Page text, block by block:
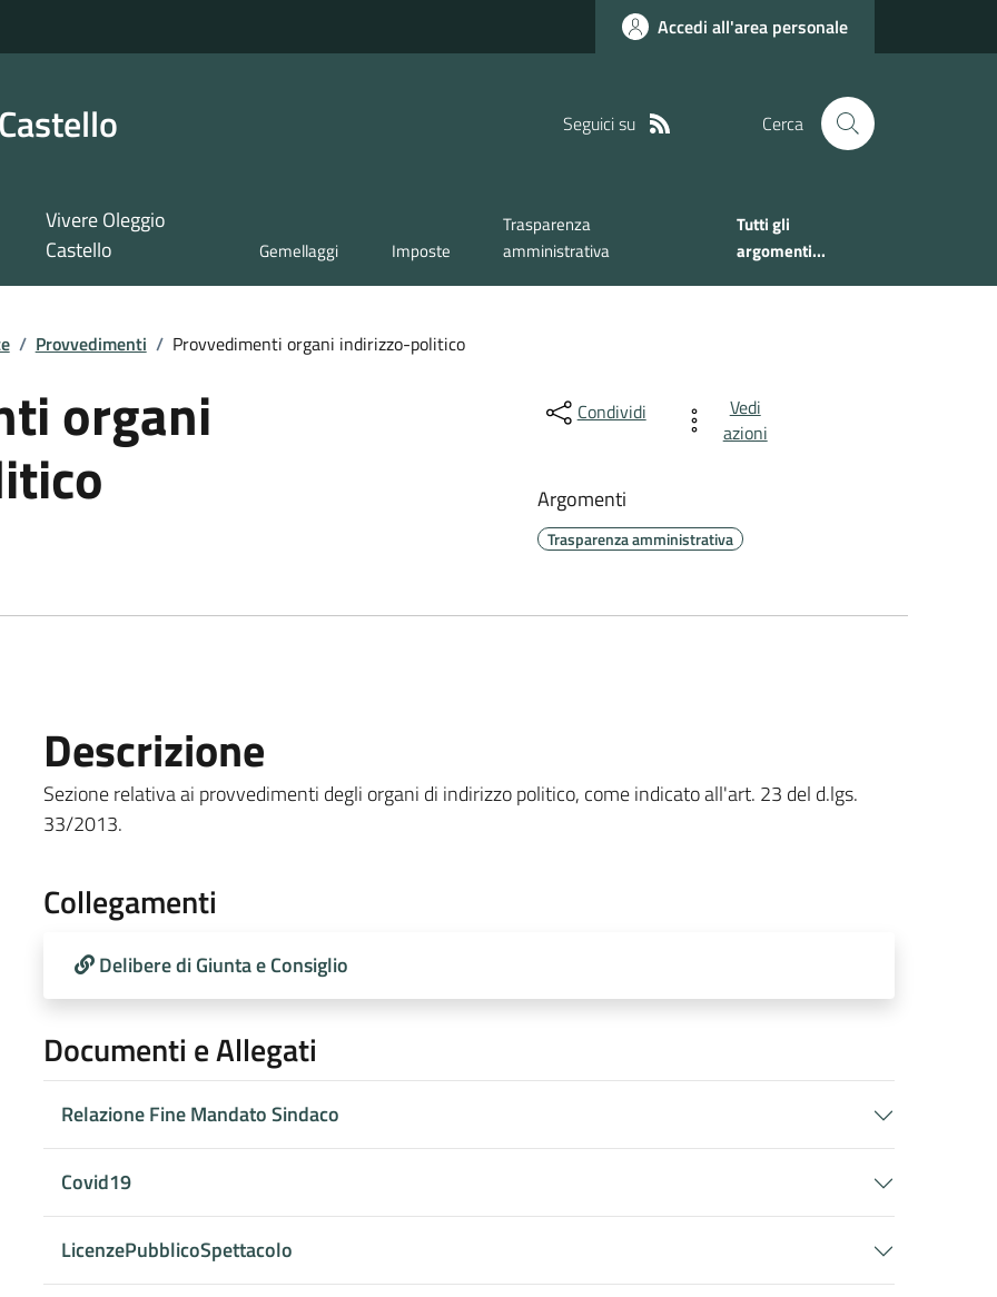
Accedi all'area personale
Seguici su Cerca
Vivere Oleggio
Castello
Gemellaggi Imposte
Trasparenza
amministrativa
Tutti gli
argomenti...
/ Provvedimenti / Provvedimenti organi indirizzo-politico
organi Condividi
Vedi
azioni
Argomenti
Trasparenza amministrativa
Descrizione
Sezione relativa ai provvedimenti degli organi di indirizzo politico, come indicato all'art. 23 del d.lgs.
33/2013.
Collegamenti
Delibere di Giunta e Consiglio
Documenti e Allegati
Relazione Fine Mandato Sindaco
Covid19
LicenzePubblicoSpettacolo